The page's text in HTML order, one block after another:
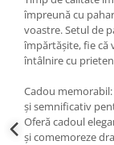
împreună cu
voastre. Setul de
împărtășite, fie că
întâlnire cu
Cadou
și semnificativ
Oferă cadoul
și comemoreze